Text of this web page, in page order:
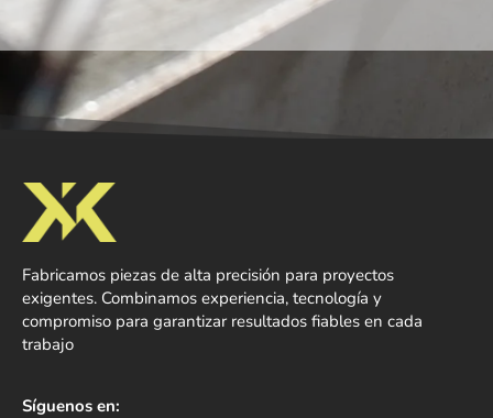
Fabricamos piezas de alta precisión para proyectos
exigentes. Combinamos experiencia, tecnología y
compromiso para garantizar resultados fiables en cada
trabajo
Síguenos en: